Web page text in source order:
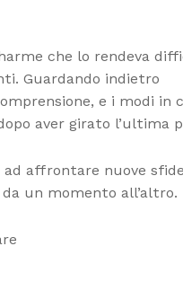
che lo rendeva
Guardando indietro
e i modi in
aver girato l’ultima
affrontare nuove
un momento all’altro.